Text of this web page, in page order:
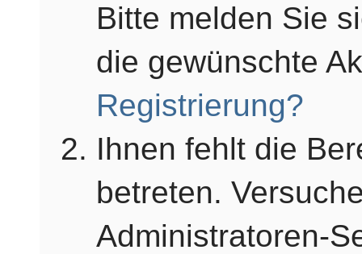
Bitte melden Sie
die gewünschte
Registrierung?
Ihnen fehlt die
betreten.
Administratoren-